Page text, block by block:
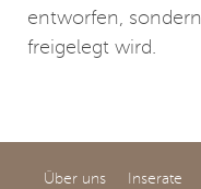
entworfen, sondern
freigelegt wird.
Über uns Inserate